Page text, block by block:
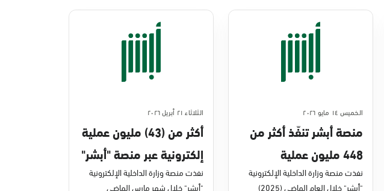
الخميس ١٤ مايو ٢٠٢٦
منصة أبشر تنفّذ أكثر من
448 مليون عملية
إلكترونية في 2025م
نفذت منصة وزارة الداخلية الإلكترونية
"أبشر" خلال العام الماضي (2025)
الثلاثاء ٢١ أبريل ٢٠٢٦
أكثر من (43) مليون عملية
إلكترونية عبر منصة "أبشر"
في مارس 2026م
نفذت منصة وزارة الداخلية الإلكترونية
"أبشر" خلال شهر مارس الماضي